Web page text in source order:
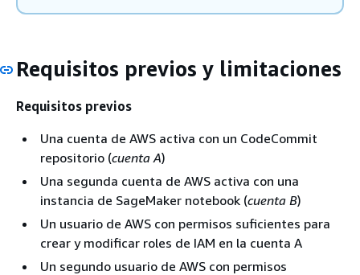
Requisitos previos y limitaciones
Requisitos previos
Una cuenta de AWS activa con un CodeCommit
repositorio (cuenta A)
Una segunda cuenta de AWS activa con una
instancia de SageMaker notebook (cuenta B)
Un usuario de AWS con permisos suficientes para
crear y modificar roles de IAM en la cuenta A
Un segundo usuario de AWS con permisos